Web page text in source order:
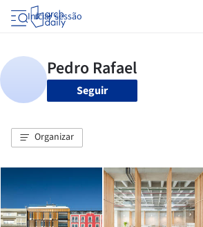
Iniciar sessão
Seguir
Organizar